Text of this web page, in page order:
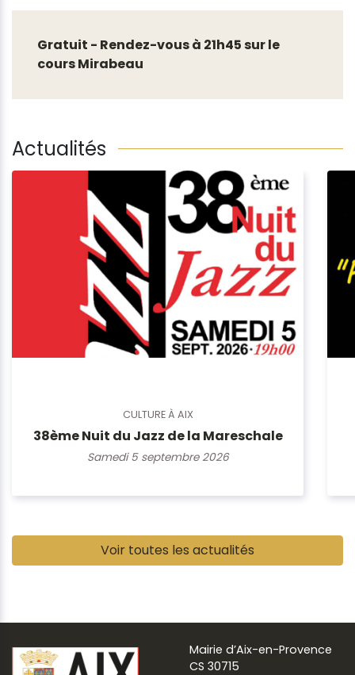
Gratuit - Rendez-vous à 21h45 sur le
cours Mirabeau
Actualités
CULTURE À AIX
38ème Nuit du Jazz de la Mareschale
Samedi 5 septembre 2026
Voir toutes les actualités
Mairie d’Aix-en-Provence
CS 30715